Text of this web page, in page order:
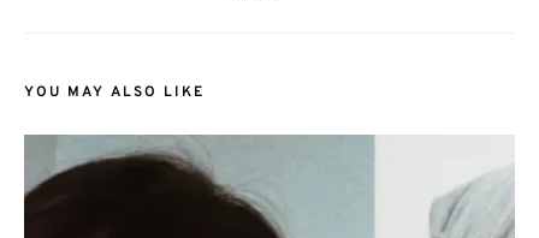
YOU MAY ALSO LIKE